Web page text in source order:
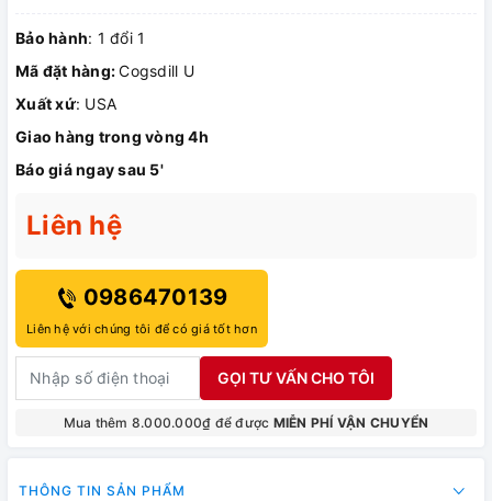
Bảo hành: 1 đổi 1
Mã đặt hàng:Cogsdill U
Xuất xứ: USA
Giao hàng trong vòng 4h
Báo giá ngay sau 5'
Liên hệ
0986470139
Liên hệ với chúng tôi để có giá tốt hơn
GỌI TƯ VẤN CHO TÔI
Mua thêm 8.000.000₫ để được MIỄN PHÍ VẬN CHUYỂN
THÔNG TIN SẢN PHẨM